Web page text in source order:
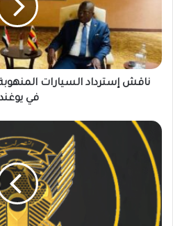
مهم
في
يوغندا
ناقش إسترداد السيارات
في
إعلان
مهم
من
لجنة
فرض
الدولة